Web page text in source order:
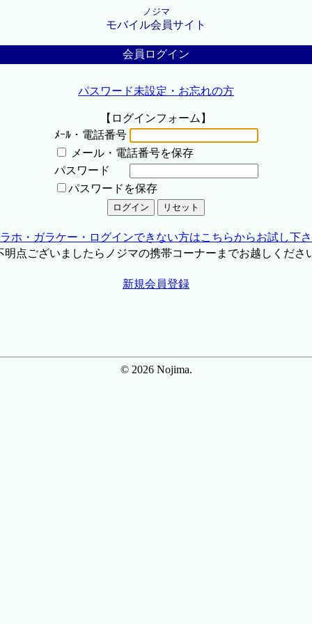
ノジマ
モバイル会員サイト
会員ログイン
パスワード未設定・お忘れの方
【ログインフォーム】
ﾒｰﾙ・電話番号
メール・電話番号を保存
パスワード
パスワードを保存
ホ・ガラケー・ログインできない方はこちらからお試し下
点ございましたらノジマの携帯コーナーまでお越しくださ
新規会員登録
© 2026 Nojima.